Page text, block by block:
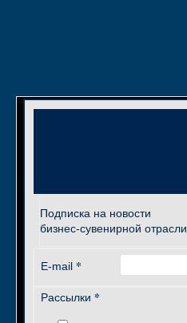
Подписка на новости
бизнес-сувенирной отрасли
E-mail *
Рассылки *